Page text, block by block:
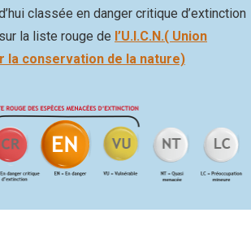
classée en danger critique d’extinction
la liste rouge de l’U.I.C.N.( Union
la conservation de la nature)